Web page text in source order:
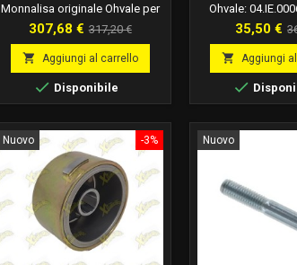
Monnalisa originale Ohvale per
GP-7. Ricambio specifico per la
gestione elettronica del motore.
Prezzo
307,68 € Prezzo
base
317,20 €
 Aggiungi al carrello
 Disponibile
Ohvale:
motore 250 cc 4t
Prezzo
35,50 €
 Aggiungi

-3%
Nuovo Nuovo